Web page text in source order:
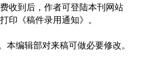
收到后，作者可登陆本刊网站
印《稿件录用通知》。
本编辑部对来稿可做必要修改。